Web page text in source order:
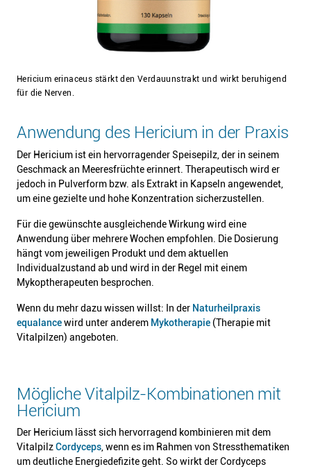
Hericium erinaceus stärkt den Verdauunstrakt und wirkt beruhigend
für die Nerven.
Anwendung des Hericium in der Praxis
Der Hericium ist ein hervorragender Speisepilz, der in seinem
Geschmack an Meeresfrüchte erinnert. Therapeutisch wird er
jedoch in Pulverform bzw. als Extrakt in Kapseln angewendet,
um eine gezielte und hohe Konzentration sicherzustellen.
Für die gewünschte ausgleichende Wirkung wird eine
Anwendung über mehrere Wochen empfohlen. Die Dosierung
hängt vom jeweiligen Produkt und dem aktuellen
Individualzustand ab und wird in der Regel mit einem
Mykoptherapeuten besprochen.
Wenn du mehr dazu wissen willst: In der Naturheilpraxis
equalancewird unter anderem Mykotherapie (Therapie mit
Vitalpilzen) angeboten.
Mögliche Vitalpilz-Kombinationen mit
Hericium
Der Hericium lässt sich hervorragend kombinieren mit dem
VitalpilzCordyceps, wenn es im Rahmen von Stressthematiken
um deutliche Energiedefizite geht. So wirkt der Cordyceps